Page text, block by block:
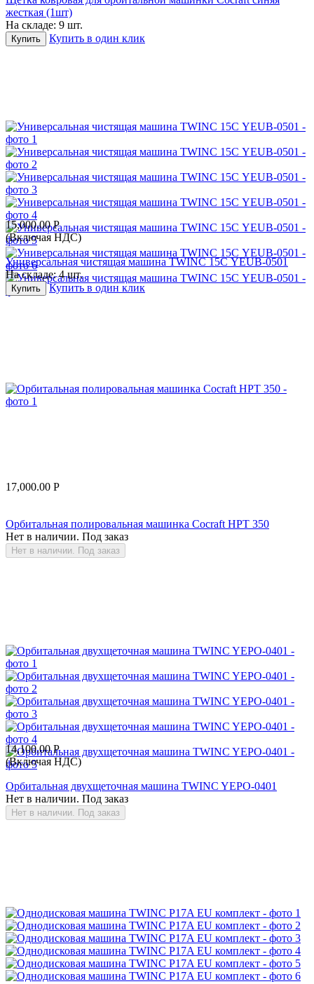
жесткая (1шт)
На складе: 9 шт.
Купить Купить в один клик
15,000.00 Р
(Включая НДС)
Универсальная чистящая машина TWINC 15С YEUB-0501
На складе: 4 шт.
Купить Купить в один клик
17,000.00 Р
Орбитальная полировальная машинка Cocraft HPT 350
Нет в наличии. Под заказ
Нет в наличии. Под заказ
14,100.00 Р
(Включая НДС)
Орбитальная двухщеточная машина TWINC YEPO-0401
Нет в наличии. Под заказ
Нет в наличии. Под заказ